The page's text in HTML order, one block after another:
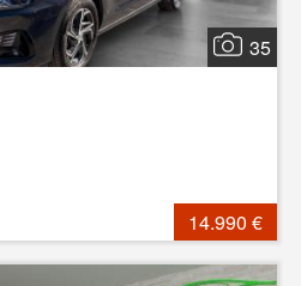
35
14.990 €